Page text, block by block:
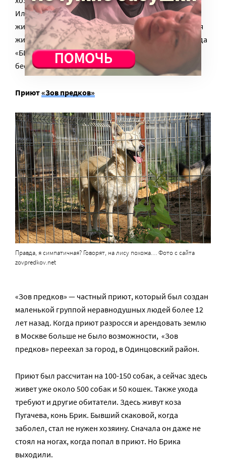
Или – окажут медицинскую помощь заболевшему
животному. Здесь вообще настоящий центр МЧС для
животных: на базе Реабилитационного центра фонда
«БИМ» открыта и успешно работает круглосуточная
бесплатная больница для бездомных животных.
Приют«Зов предков»
Правда, я симпатичная? Говорят, на лису похожа… Фото с сайта
zovpredkov.net
«Зов предков» — частный приют, который был создан
маленькой группой неравнодушных людей более 12
лет назад. Когда приют разросся и арендовать землю
в Москве больше не было возможности, «Зов
предков» переехал за город, в Одинцовский район.
Приют был рассчитан на 100-150 собак, а сейчас здесь
живет уже около 500 собак и 50 кошек. Также ухода
требуют и другие обитатели. Здесь живут коза
Пугачева, конь Брик. Бывший скаковой, когда
заболел, стал не нужен хозяину. Сначала он даже не
стоял на ногах, когда попал в приют. Но Брика
выходили.